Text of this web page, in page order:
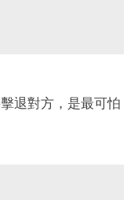
退對方，是最可怕